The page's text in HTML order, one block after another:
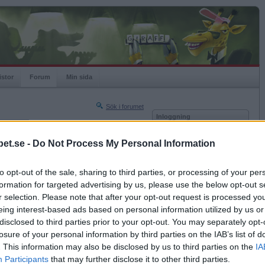
- Do Not Process My Personal Information
opt-out of the sale, sharing to third parties, or processing of your
for targeted advertising by us, please use the below opt-out
selection. Please note that after your opt-out request is processed
interest-based ads based on personal information utilized by us
to third parties prior to your opt-out. You may separately
of your personal information by third parties on the IAB’s list of
This information may also be disclosed by us to third parties on the
Participants that may further disclose it to other third parties.
Forum Min sida
Sök i forumet
Nästa sida »
2016-04-03 18:24
Inloggning
Kom ihåg mig
Glömt ditt lösenord?
Få ny aktiveringslänk
Betapet är gratis!